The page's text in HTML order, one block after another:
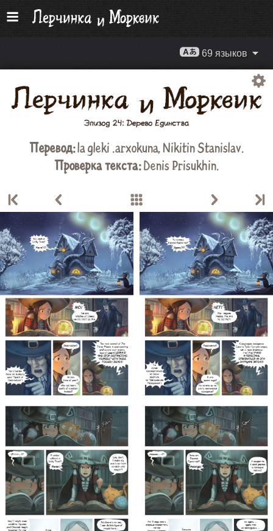
69 языков
Перевод:la gleki .arxokuna,Nikitin Stanislav.
Проверка текста:Denis Prisukhin.